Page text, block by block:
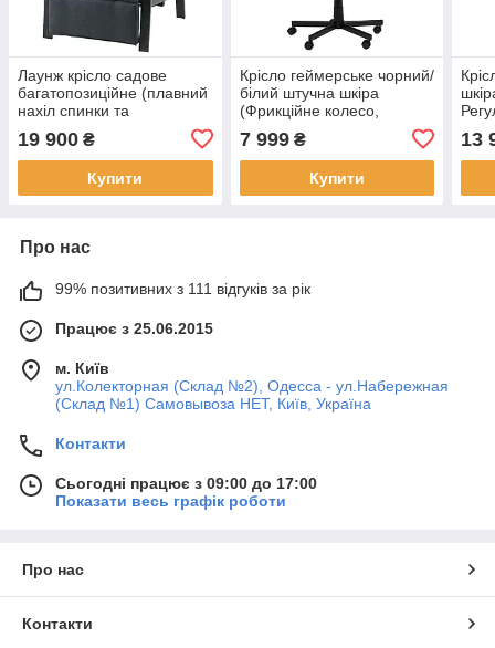
Лаунж крісло садове
багатопозиційне (плавний
нахіл спинки та
регульована підставка для
ніг), hotdeal
19 900 ₴
Купити
Крісло геймерське чорний/
білий штучна шкіра
(Фрикційне колесо,
Механізм блокування)
hotdeal
7 999₴
Купити
13
Про нас
99% позитивних з 111 відгуків за рік
Працює з 25.06.2015
м. Київ
ул.Колекторная (Склад №2), Одесса - ул.Набережная
(Склад №1) Самовывоза НЕТ, Київ, Україна
Контакти
Сьогодні працює з 09:00 до 17:00
Показати весь графік роботи
Про нас
Контакти